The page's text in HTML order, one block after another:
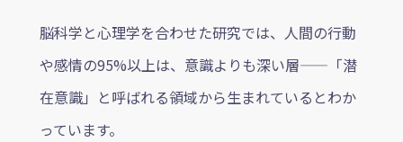
脳科学と心理学を合わせた研究では、人間の行動
や感情の95%以上は、意識よりも深い層——「潜
在意識」と呼ばれる領域から生まれているとわか
っています。